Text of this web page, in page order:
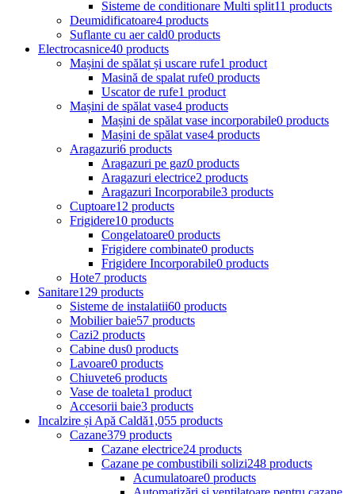
Sisteme de conditionare Multi split11 products
Deumidificatoare4 products
Suflante cu aer cald0 products
Electrocasnice40 products
Mașini de spălat și uscare rufe1 product
Masină de spalat rufe0 products
Uscator de rufe1 product
Mașini de spălat vase4 products
Mașini de spălat vase incorporabile0 products
Mașini de spălat vase4 products
Aragazuri6 products
Aragazuri pe gaz0 products
Aragazuri electrice2 products
Aragazuri Incorporabile3 products
Cuptoare12 products
Frigidere10 products
Congelatoare0 products
Frigidere combinate0 products
Frigidere Incorporabile0 products
Hote7 products
Sanitare129 products
Sisteme de instalatii60 products
Mobilier baie57 products
Cazi2 products
Cabine dus0 products
Lavoare0 products
Chiuvete6 products
Vase de toaleta1 product
Accesorii baie3 products
Incalzire și Apă Caldă1,055 products
Cazane379 products
Cazane electrice24 products
Cazane pe combustibili solizi248 products
Acumulatoare0 products